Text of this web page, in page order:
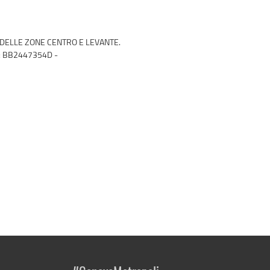
ZONE CENTRO E LEVANTE.
BB2447354D -